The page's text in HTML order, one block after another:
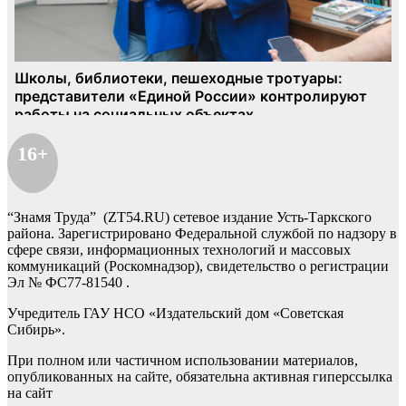
16+
“Знамя Труда” (ZT54.RU) сетевое издание Усть-Таркского
района. Зарегистрировано Федеральной службой по надзору в
сфере связи, информационных технологий и массовых
коммуникаций (Роскомнадзор), свидетельство о регистрации
Эл № ФС77-81540 .
Учредитель ГАУ НСО «Издательский дом «Советская
Сибирь».
При полном или частичном использовании материалов,
опубликованных на сайте, обязательна активная гиперссылка
на сайт